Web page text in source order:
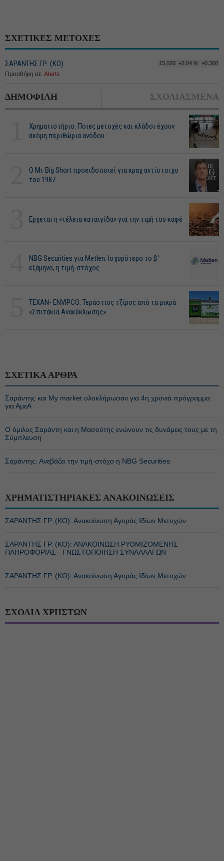
ΣΧΕΤΙΚΕΣ ΜΕΤΟΧΕΣ
ΣΑΡΑΝΤΗΣ ΓΡ. (ΚΟ) 15,020 +2,04 % +0,300
Προσθήκη σε: Alerts
ΔΗΜΟΦΙΛΗ ΣΧΟΛΙΑΣΜΕΝΑ
Χρηματιστήριο: Ποιες μετοχές και κλάδοι έχουν
ακόμη περιθώρια ανόδου
O Mr. Big Short προειδοποιεί για κραχ αντίστοιχο
του 1987
Ερχεται η «τέλεια καταιγίδα» για την τιμή του καφέ
NBG Securities για Metlen: Ισχυρότερο το β'
εξάμηνο, η τιμή-στόχος
ΤΕΧΑΝ- ENVIPCO: Τεράστιος τζίρος από τα μικρά
«Σπιτάκια Ανακύκλωσης»
ΣΧΕΤΙΚΑ ΑΡΘΡΑ
Σαράντης και My market ολοκλήρωσαν για 4η χρονιά πρόγραμμα
για ΑμεΑ
Ο όμιλος Σαράντη και η Μασούτης ενώνουν τις δυνάμεις τους με τη
Σύμπλευση
Σαράντης: Ανεβάζει την τιμή-στόχο η NBG Securities
ΧΡΗΜΑΤΙΣΤΗΡΙΑΚΕΣ ΑΝΑΚΟΙΝΩΣΕΙΣ
ΣΑΡΑΝΤΗΣ ΓΡ. (ΚΟ): Ανακοίνωση Αγοράς Ιδίων Μετοχών
ΣΑΡΑΝΤΗΣ ΓΡ. (ΚΟ): ΑΝΑΚΟΙΝΩΣΗ ΡΥΘΜΙΖΟΜΕΝΗΣ
ΠΛΗΡΟΦΟΡΙΑΣ - ΓΝΩΣΤΟΠΟΙΗΣΗ ΣΥΝΑΛΛΑΓΩΝ
ΣΑΡΑΝΤΗΣ ΓΡ. (ΚΟ): Ανακοίνωση Αγοράς Ιδίων Μετοχών
ΣΧΟΛΙΑ ΧΡΗΣΤΩΝ